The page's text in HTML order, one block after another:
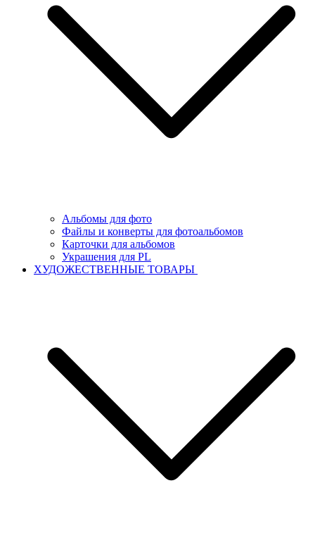
Альбомы для фото
Файлы и конверты для фотоальбомов
Карточки для альбомов
Украшения для PL
ХУДОЖЕСТВЕННЫЕ ТОВАРЫ